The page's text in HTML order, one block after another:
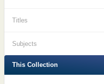
Titles
Subjects
This Collection